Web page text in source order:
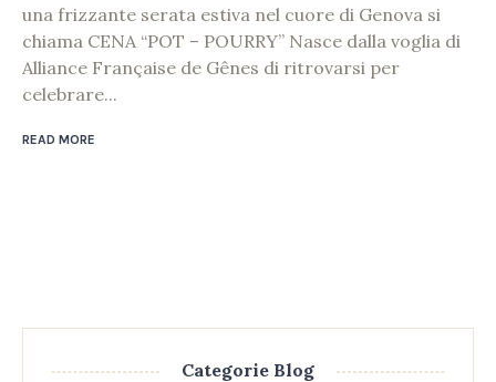
una frizzante serata estiva nel cuore di Genova si
chiama CENA “POT – POURRY” Nasce dalla voglia di
Alliance Française de Gênes di ritrovarsi per
celebrare...
READ MORE
Categorie Blog